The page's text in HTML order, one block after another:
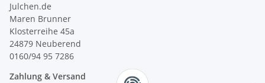
Julchen.de
Maren Brunner
Klosterreihe 45a
24879 Neuberend
0160/94 95 7286
Zahlung & Versand